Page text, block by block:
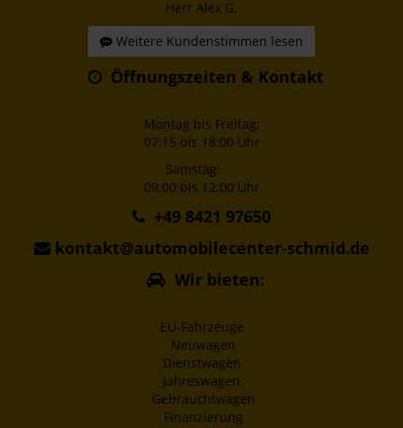
Herr Alex G.
Weitere Kundenstimmen lesen
Öffnungszeiten & Kontakt
Montag bis Freitag:
07:15 bis 18:00 Uhr
Samstag:
09:00 bis 12:00 Uhr
+49 8421 97650
kontakt@automobilecenter-schmid.de
Wir bieten:
EU-Fahrzeuge
Neuwagen
Dienstwagen
Jahreswagen
Gebrauchtwagen
Finanzierung